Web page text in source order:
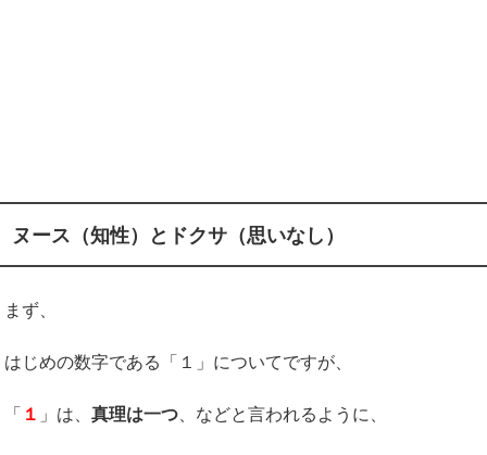
ヌース（知性）とドクサ（思いなし）
まず、
はじめの数字である「１」についてですが、
「 １ 」は、真理は一つ 、などと言われるように、